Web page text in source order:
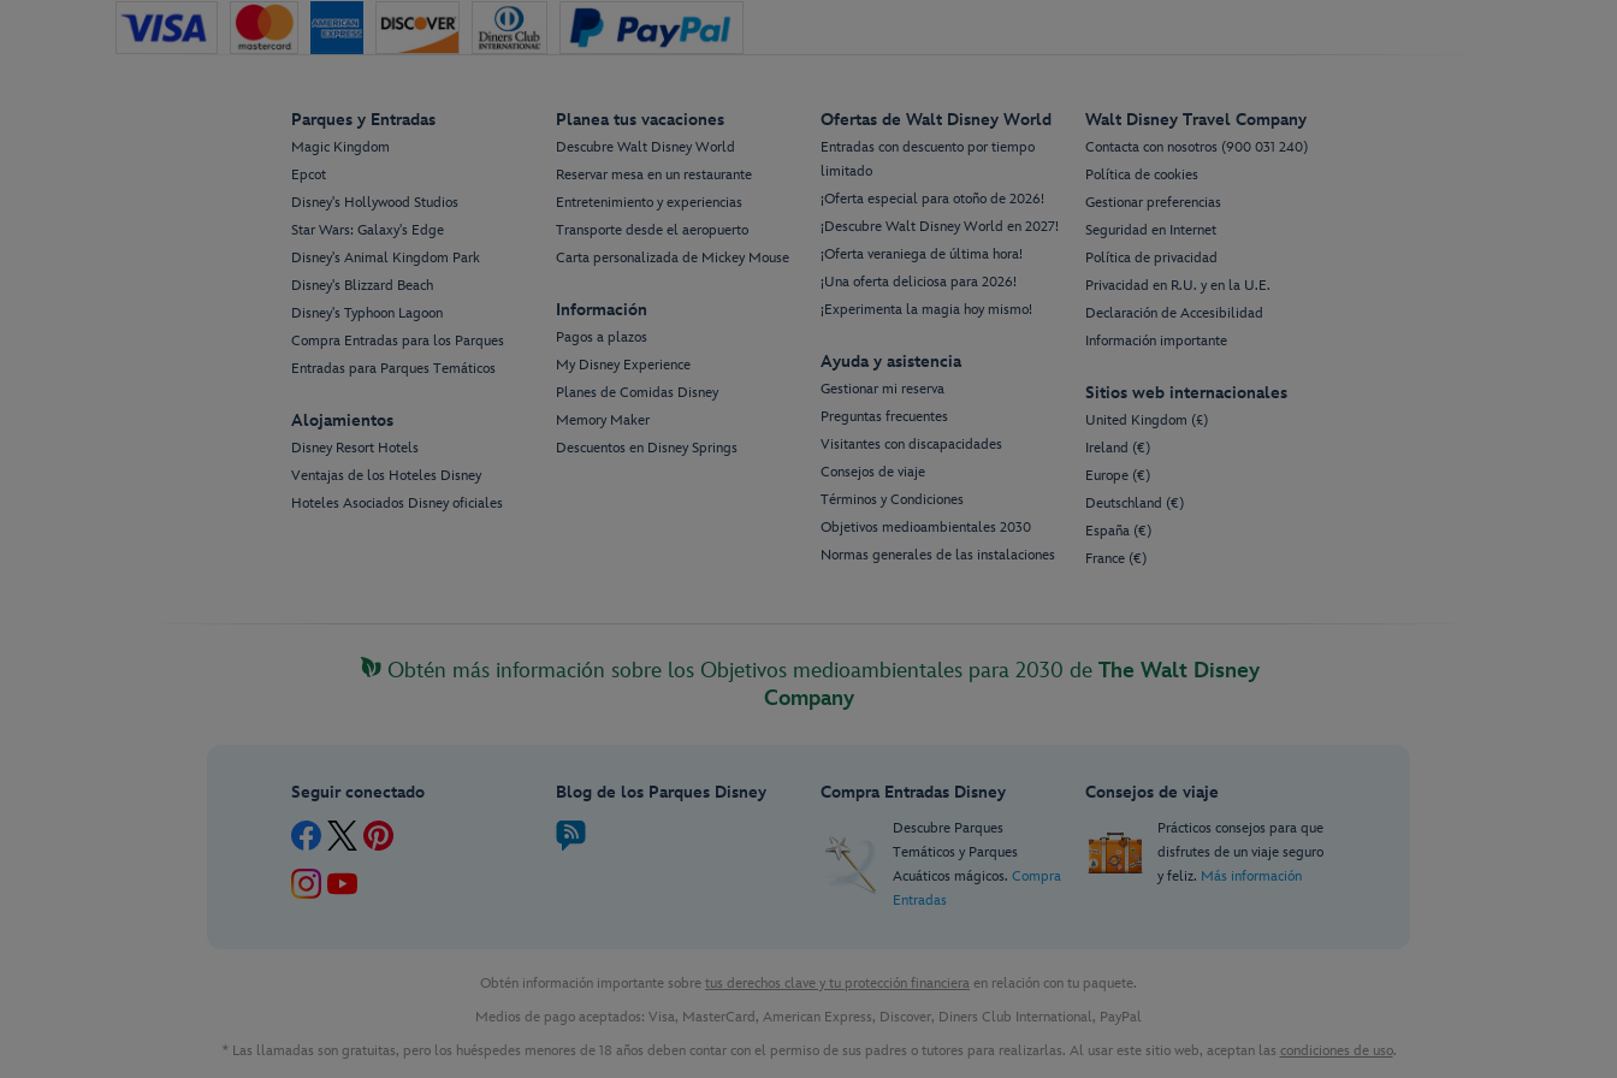
Parques y Entradas
Magic Kingdom
Epcot
Disney's Hollywood Studios
Star Wars: Galaxy's Edge
Disney's Animal Kingdom Park
Disney's Blizzard Beach
Disney's Typhoon Lagoon
Compra Entradas para los Parques
Entradas para Parques Temáticos
Alojamientos
Disney Resort Hotels
Ventajas de los Hoteles Disney
Hoteles Asociados Disney oficiales
Planea tus vacaciones
Descubre Walt Disney World
Reservar mesa en un restaurante
Entretenimiento y experiencias
Transporte desde el aeropuerto
Carta personalizada de Mickey Mouse
Información
Pagos a plazos
My Disney Experience
Planes de Comidas Disney
Memory Maker
Descuentos en Disney Springs
Ofertas de Walt Disney World
Entradas con descuento por tiempo
limitado
¡Oferta especial para otoño de 2026!
¡Descubre Walt Disney World en 2027!
¡Oferta veraniega de última hora!
¡Una oferta deliciosa para 2026!
¡Experimenta la magia hoy mismo!
Ayuda y asistencia
Gestionar mi reserva
Preguntas frecuentes
Visitantes con discapacidades
Consejos de viaje
Términos y Condiciones
Objetivos medioambientales 2030
Normas generales de las instalaciones
Walt Disney Travel Company
Contacta con nosotros (900 031 240)
Política de cookies
Gestionar preferencias
Seguridad en Internet
Política de privacidad
Privacidad en R.U. y en la U.E.
Declaración de Accesibilidad
Información importante
Sitios web internacionales
United Kingdom (£)
Ireland (€)
Europe (€)
Deutschland (€)
España (€)
France (€)
Obtén más información sobre los Objetivos medioambientales para 2030 de The Walt Disney
Company
Seguir conectado Blog de los Parques Disney Compra Entradas Disney
Descubre Parques
Temáticos y Parques
Acuáticos mágicos. Compra
Entradas
Consejos de viaje
Prácticos consejos para que
disfrutes de un viaje seguro
y feliz. Más información
Obtén información importante sobre tus derechos clave y tu protección financiera en relación con tu paquete.
Medios de pago aceptados: Visa, MasterCard, American Express, Discover, Diners Club International, PayPal
* Las llamadas son gratuitas, pero los huéspedes menores de 18 años deben contar con el permiso de sus padres o tutores para realizarlas. Al usar este sitio web, aceptan las condiciones de uso.